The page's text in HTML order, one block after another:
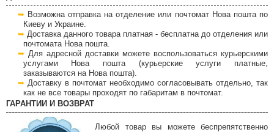
Возможна отправка на отделение или почтомат Нова пошта по
Киеву и Украине.
Доставка данного товара платная - бесплатна до отделения или
почтомата Нова пошта.
Для адресной доставки можете воспользоваться курьерскими
услугами Нова пошта (курьерские услуги платные,
заказываются на Нова пошта).
Доставку в почтомат необходимо согласовывать отдельно, так
как не все товары проходят по габаритам в почтомат.
ГАРАНТИИ И ВОЗВРАТ
Любой товар вы можете беспрепятственно